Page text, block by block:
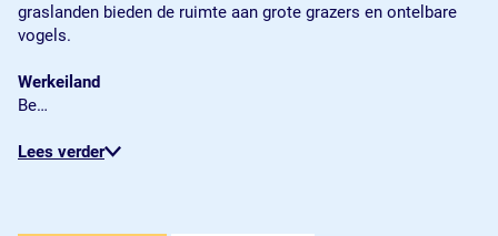
graslanden bieden de ruimte aan grote grazers en ontelbare
vogels.
Werkeiland
Be…
Lees verder